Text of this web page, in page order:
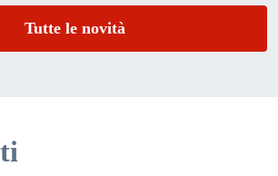
Tutte le novità